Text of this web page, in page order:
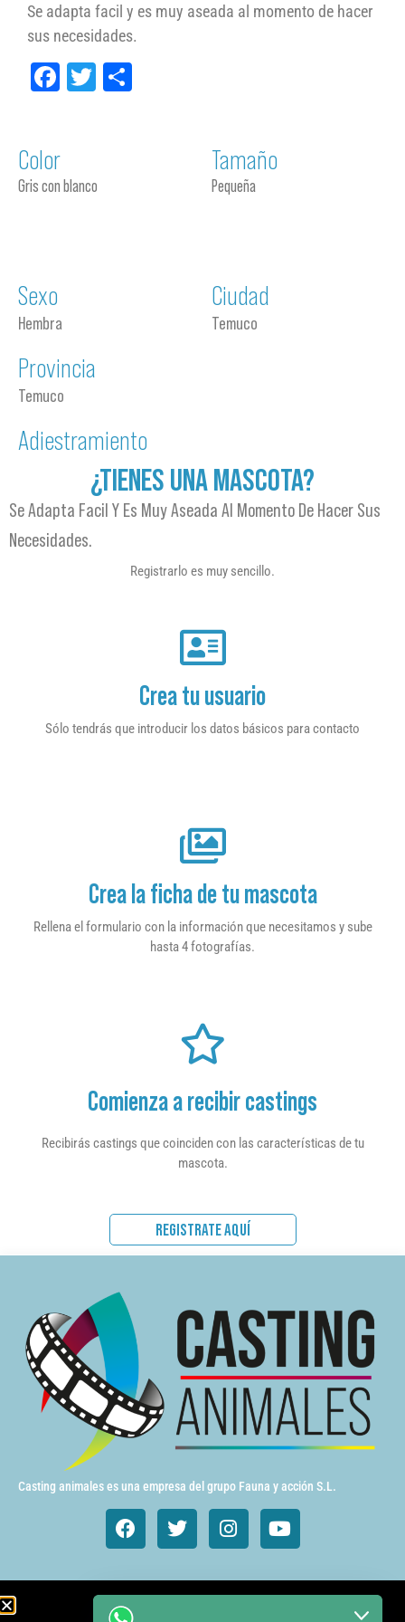
Se adapta facil y es muy aseada al momento de hacer
sus necesidades.
Facebook
Twitter
Color
Gris con blanco
Tamaño
Pequeña
Sexo
Hembra
Ciudad
Temuco
Provincia
Temuco
Adiestramiento
¿TIENES UNA MASCOTA?
Se Adapta Facil Y Es Muy Aseada Al Momento De Hacer Sus
Necesidades.
Registrarlo es muy sencillo.
Crea tu usuario
Sólo tendrás que introducir los datos básicos para contacto
Crea la ficha de tu mascota
Rellena el formulario con la información que necesitamos y sube
hasta 4 fotografías.
Comienza a recibir castings
Recibirás castings que coinciden con las características de tu
mascota.
REGISTRATE AQUÍ
Casting animales es una empresa del grupo Fauna y acción S.L.
Animales de cine y TV